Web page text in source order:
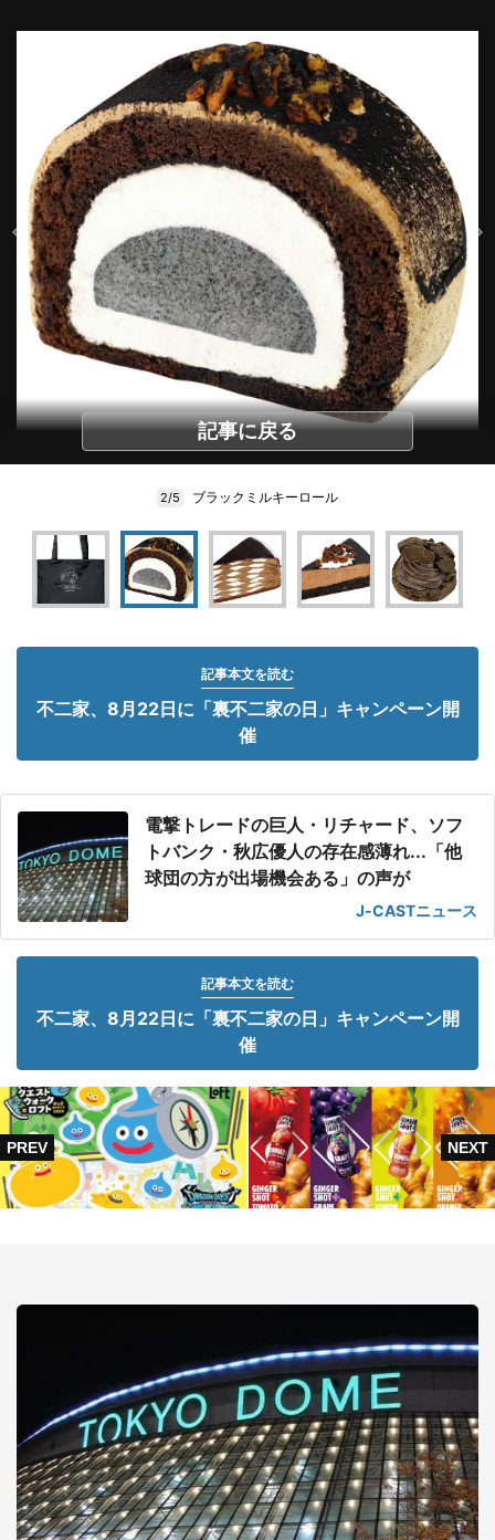
記事に戻る
2/5 ブラックミルキーロール
記事本文を読む
不二家、8月22日に「裏不二家の日」キャンペーン開
催
電撃トレードの巨人・リチャード、ソフ
トバンク・秋広優人の存在感薄れ...「他
球団の方が出場機会ある」の声が
J-CASTニュース
記事本文を読む
不二家、8月22日に「裏不二家の日」キャンペーン開
催